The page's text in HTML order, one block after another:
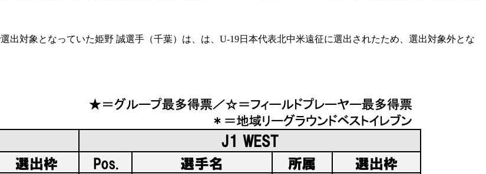
出対象となっていた姫野 誠選手（千葉）は、は、U-19日本代表北中米遠征に選出されたため、選出対象外とな